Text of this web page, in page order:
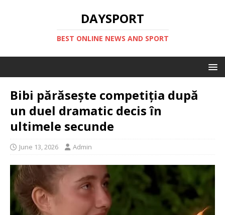
DAYSPORT
BEST ONLINE NEWS AND SPORT
Bibi părăsește competiția după
un duel dramatic decis în
ultimele secunde
June 13, 2026 Admin